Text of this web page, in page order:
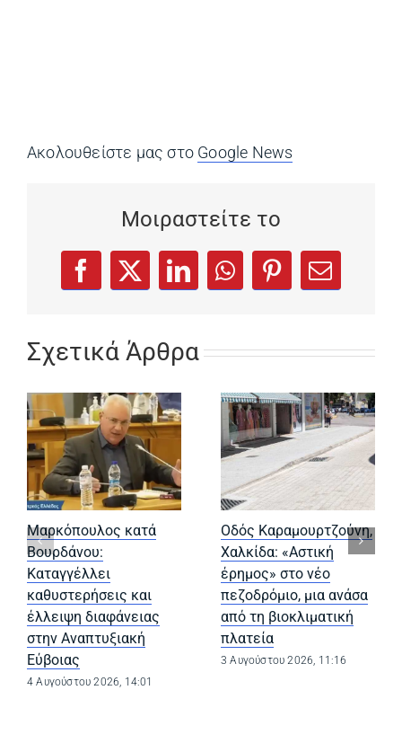
Ακολουθείστε μας στο Google News
Μοιραστείτε το
Facebook
(opens in a new tab)
X
(opens in a new tab)
LinkedIn
(opens in a new tab)
WhatsApp
(opens in a new tab)
Pinterest
(opens in a
Email
Σχετικά Άρθρα
Μαρκόπουλος κατά
Βουρδάνου:
Καταγγέλλει
καθυστερήσεις και
έλλειψη διαφάνειας
στην Αναπτυξιακή
Εύβοιας
4 Αυγούστου 2026, 14:01
Οδός Καραμουρτζούνη,
Χαλκίδα: «Αστική
έρημος» στο νέο
πεζοδρόμιο, μια ανάσα
από τη βιοκλιματική
πλατεία
3 Αυγούστου 2026, 11:16